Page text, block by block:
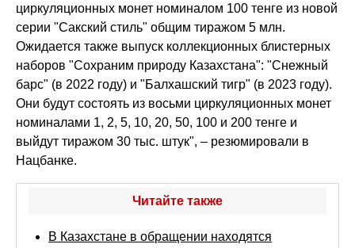
циркуляционных монет номиналом 100 тенге из новой
серии "Сакский стиль" общим тиражом 5 млн.
Ожидается также выпуск коллекционных блистерных
наборов "Сохраним природу Казахстана": "Снежный
барс" (в 2022 году) и "Балхашский тигр" (в 2023 году).
Они будут состоять из восьми циркуляционных монет
номиналами 1, 2, 5, 10, 20, 50, 100 и 200 тенге и
выйдут тиражом 30 тыс. штук", – резюмировали в
Нацбанке.
Читайте также
В Казахстане в обращении находятся